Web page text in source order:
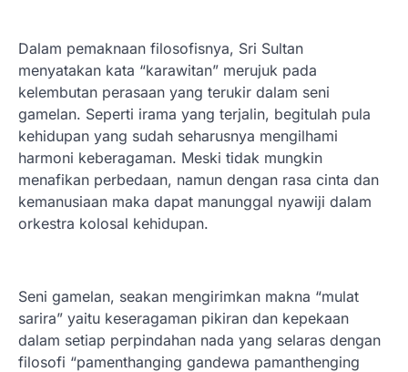
Dalam pemaknaan filosofisnya, Sri Sultan
menyatakan kata “karawitan” merujuk pada
kelembutan perasaan yang terukir dalam seni
gamelan. Seperti irama yang terjalin, begitulah pula
kehidupan yang sudah seharusnya mengilhami
harmoni keberagaman. Meski tidak mungkin
menafikan perbedaan, namun dengan rasa cinta dan
kemanusiaan maka dapat manunggal nyawiji dalam
orkestra kolosal kehidupan.
Seni gamelan, seakan mengirimkan makna “mulat
sarira” yaitu keseragaman pikiran dan kepekaan
dalam setiap perpindahan nada yang selaras dengan
filosofi “pamenthanging gandewa pamanthenging